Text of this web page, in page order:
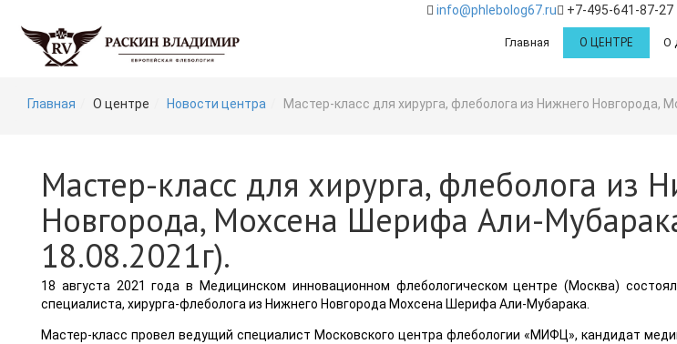
info@phlebolog67.ru +7-495-641-87-27
Главная О ЦЕНТРЕ О
Главная О центре Новости центра Мастер-класс для хирурга, флеболога из Нижнего Новгорода,
Мастер-класс для хирурга, флеболога из
Новгорода, Мохсена Шерифа Али-
18.08.2021г).
18 августа 2021 года в Медицинском инновационном флебологическом центре (Москва)
специалиста, хирурга-флеболога из Нижнего Новгорода Мохсена Шерифа Али-Мубарака.
Мастер-класс провел ведущий специалист Московского центра флебологии «МИФЦ», кандидат